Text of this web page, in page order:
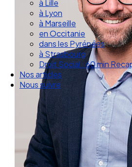
à Cognac
à Lille
à Lyon
à Marseille
en Occitanie
dans les Pyrénées
à Strasbourg
Droit Social : 60 min
Nos articles
Nous suivre